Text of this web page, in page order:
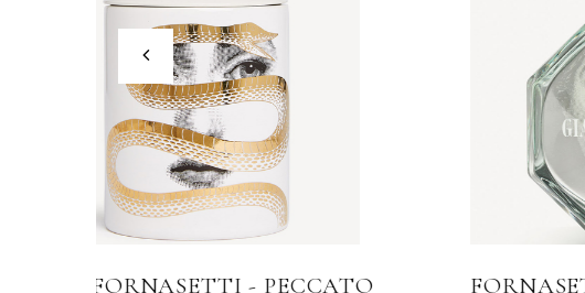
FORNASETTI - GIARDINO SEGRETO